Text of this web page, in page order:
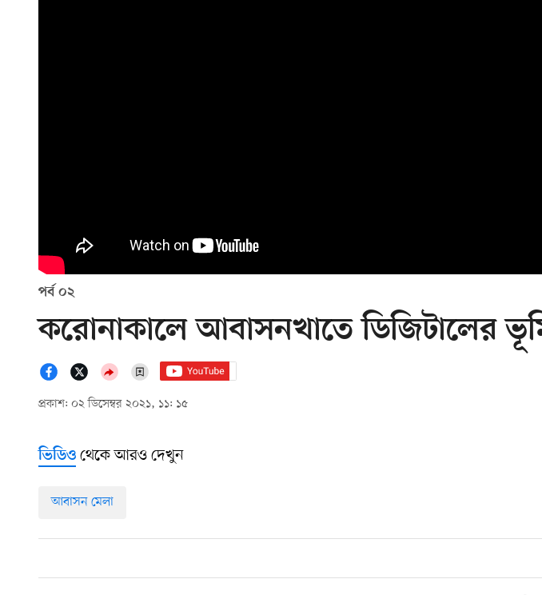
পর্ব ০২
করোনাকালে আবাসনখাতে ডিজিটালের
প্রকাশ: ০২ ডিসেম্বর ২০২১, ১১: ১৫
ভিডিও থেকে আরও দেখুন
আবাসন মেলা